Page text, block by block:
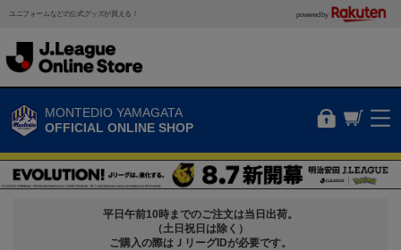
ユニフォームなどの公式グッズが買える！ powered by
MONTEDIO YAMAGATA
OFFICIAL ONLINE SHOP
平日午前10時までのご注文は当日出荷。
（土日祝日は除く）
ご購入の際はＪリーグIDが必要です。